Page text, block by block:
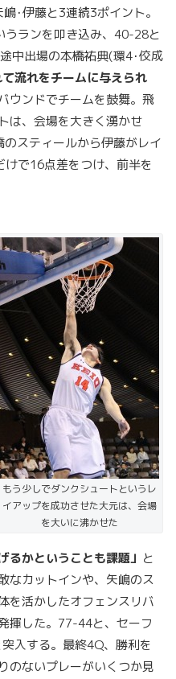
･伊藤と3連続3ポイント。
ランを叩き込み、40-28と
中出場の本橋祐典(環4･佼成
て流れをチームに与えられ
ウンドでチームを鼓舞。飛
は、会場を大きく湧かせ
スティールから伊藤がレイ
で16点差をつけ、前半を
もう少しでダンクシュートというレ
イアップを成功させた大元は、会場
を大いに沸かせた
るかということも課題」 と
なカットインや、矢嶋のス
を活かしたオフェンスリバ
揮した。77-44と、セーフ
入する。最終4Q、勝利を
のないプレーがいくつか見